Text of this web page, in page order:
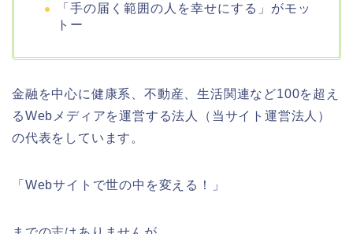
「手の届く範囲の人を幸せにする」がモッ
トー
金融を中心に健康系、不動産、生活関連など100を超え
るWebメディアを運営する法人（当サイト運営法人）
の代表をしています。
「Webサイトで世の中を変える！」